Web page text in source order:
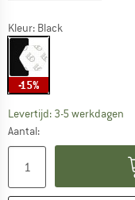
Kleur: Black
-15%
Levertijd: 3-5 werkdagen
Aantal: